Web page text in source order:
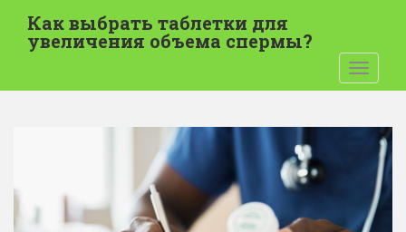
й
Как выбрать таблетки для
увеличения объема спермы?